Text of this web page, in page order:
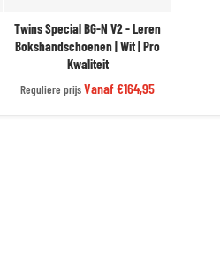
Twins Special BG-N V2 - Leren
Bokshandschoenen | Wit | Pro
Kwaliteit
Reguliere prijs Vanaf€164,95